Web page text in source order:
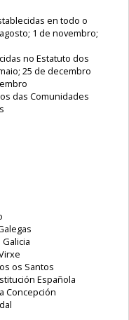
en todo o
1 de novembro;
no Estatuto dos
25 de decembro
das Comunidades
os Santos
Española
Concepción